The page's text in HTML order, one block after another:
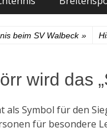
beim SV Walbeck »
wird das
als Symbol für den
für besondere